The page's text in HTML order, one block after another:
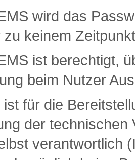
wird das
zu keinem
ist berechtigt,
beim Nutzer
für die
der
verantwortlich